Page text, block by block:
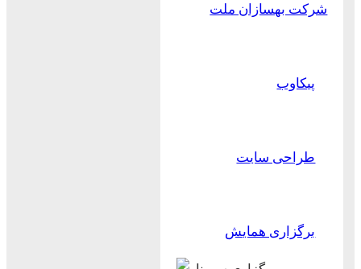
شرکت بهسازان ملت
پیکاوب
طراحی سایت
برگزاری همایش